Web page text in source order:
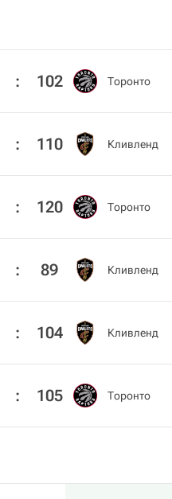
: 102 Торонто
: 110 Кливленд
: 120 Торонто
: 89 Кливленд
: 104 Кливленд
: 105 Торонто